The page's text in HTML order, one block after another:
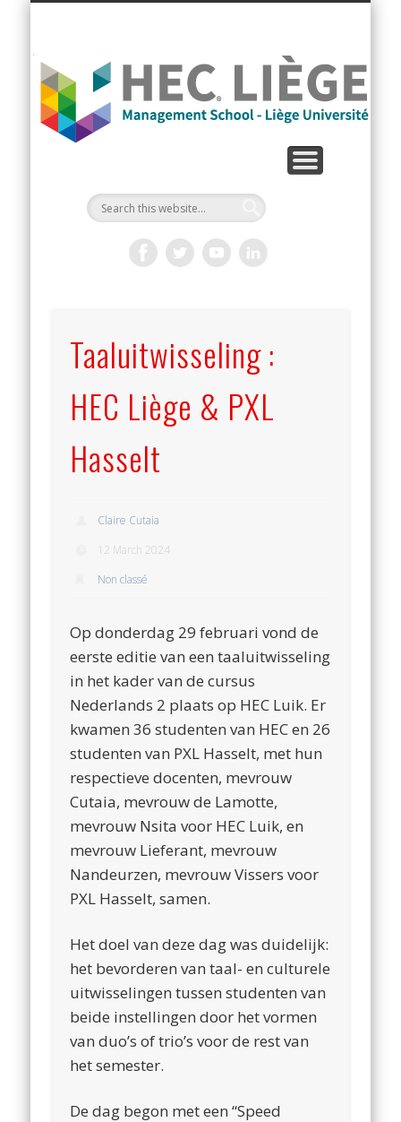
Taaluitwisseling :
HEC Liège & PXL
Hasselt
Claire Cutaia
12 March 2024
Non classé
Op donderdag 29 februari vond de
eerste editie van een taaluitwisseling
in het kader van de cursus
Nederlands 2 plaats op HEC Luik. Er
kwamen 36 studenten van HEC en 26
studenten van PXL Hasselt, met hun
respectieve docenten, mevrouw
Cutaia, mevrouw de Lamotte,
mevrouw Nsita voor HEC Luik, en
mevrouw Lieferant, mevrouw
Nandeurzen, mevrouw Vissers voor
PXL Hasselt, samen.
Het doel van deze dag was duidelijk:
het bevorderen van taal- en culturele
uitwisselingen tussen studenten van
beide instellingen door het vormen
van duo’s of trio’s voor de rest van
het semester.
De dag begon met een “Speed